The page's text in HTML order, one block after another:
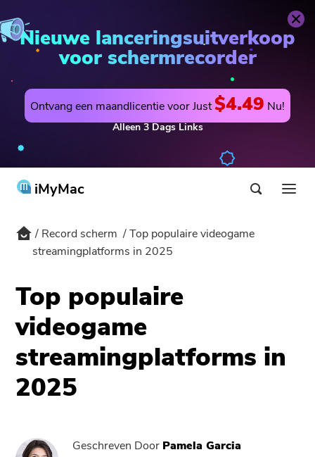
Nieuwe lanceringsuitverkoop
voor schermrecorder
Ontvang een maandlicentie voor Just$4.49 Nu!
Alleen3 DagsLinks
iMyMac
Product & Oplossing
Warm
PowerMyMac
PowerVerwijderen
Video Converter
Support
Record scherm
Top populaire videogame
streamingplatforms in 2025
Top populaire
videogame
streamingplatforms in
2025
Geschreven Door Pamela Garcia